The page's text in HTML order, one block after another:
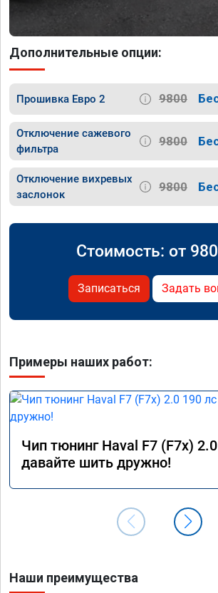
Дополнительные опции:
Прошивка Евро 2 9800
Отключение сажевого
фильтра
9800
Отключение вихревых
заслонок
9800
Стоимость: от
Записаться Задать
Примеры наших работ:
Чип тюнинг Haval F7 (F7x)
давайте шить дружно!
Наши преимущества